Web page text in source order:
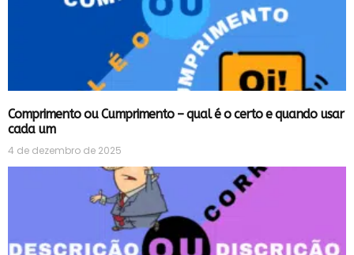
Comprimento ou Cumprimento – qual é o certo e quando usar
cada um
4 de dezembro de 2025